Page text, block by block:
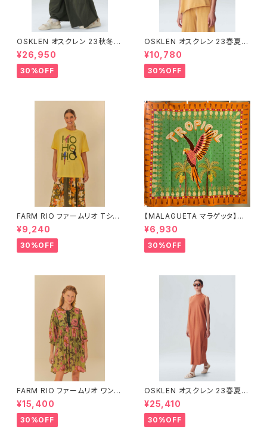
OSKLEN オスクレン 23秋冬
ボトムス 1045-69665
¥26,950
30%OFF
OSKLEN オスクレン 23春夏 ト
ップス 1027-67292
¥10,780
30%OFF
FARM RIO ファームリオ Tシャ
ツ HOHOHO
¥9,240
30%OFF
【MALAGUETA マラゲッタ】カ
ンガ TROPICAL
¥6,930
30%OFF
FARM RIO ファームリオ ワンピ
ース Aurora Floral
¥15,400
30%OFF
OSKLEN オスクレン 23春夏
ワンピース 1088-67330
¥25,410
30%OFF